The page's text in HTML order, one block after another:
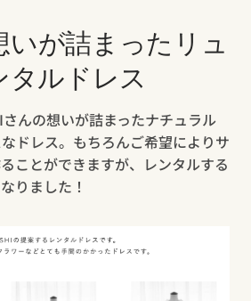
いが詰まったリュ
ルドレス
んの想いが詰まったナチュラル
ドレス。もちろんご希望によりサ
ことができますが、レンタルする
りました！